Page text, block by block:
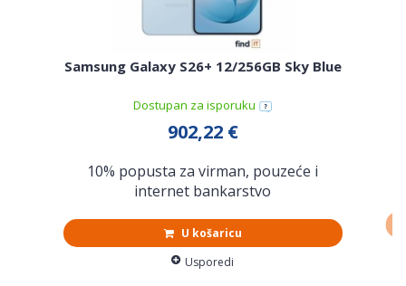
Samsung Galaxy S26+ 12/256GB Sky Blue
Dostupan za isporuku
902,22 €
10% popusta za virman, pouzeće i
internet bankarstvo
U košaricu
Usporedi